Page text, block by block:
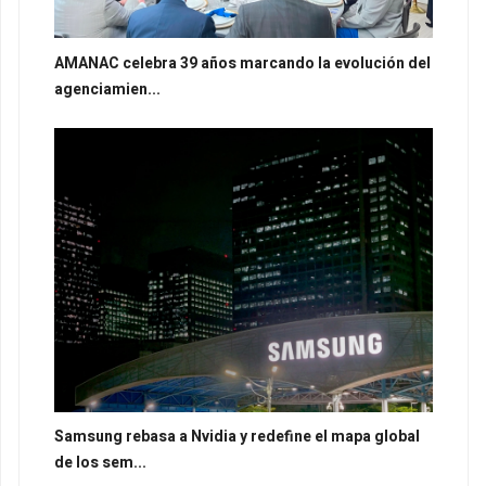
AMANAC celebra 39 años marcando la evolución del
agenciamien...
Samsung rebasa a Nvidia y redefine el mapa global
de los sem...